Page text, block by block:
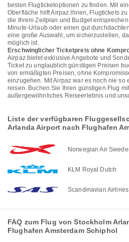
besten Flugticketoptionen zu finden. Mit
Oberfläche hilft Airpaz Ihnen, Flugtickets
die Ihrem Zeitplan und Budget
Minute-Urlaub oder einen gut
eine große Auswahl, um sicherzustellen,
möglich ist.
Erschwinglicher Ticketpreis ohne
Airpaz bietet exklusive Angebote und
Ticket zu unglaublich günstigen Preisen
von ermäßigten Preisen, ohne
einzugehen. Mit Airpaz war es noch nie so
reisen. Buchen Sie Ihren günstigen Flug
außergewöhnliches Reiseerlebnis und
Liste der verfügbaren
Arlanda Airport nach Flughafen
Norwegian Air
KLM Royal Dutch
Scandinavian Airlines
FAQ zum Flug von Stockholm
Flughafen Amsterdam Schiphol